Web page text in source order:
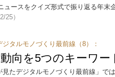
ュースをクイズ形式で振り返る年末
25）
タルモノづくり最前線（8）：
向を5つのキーワー
見たデジタルモノづくり最前線」で